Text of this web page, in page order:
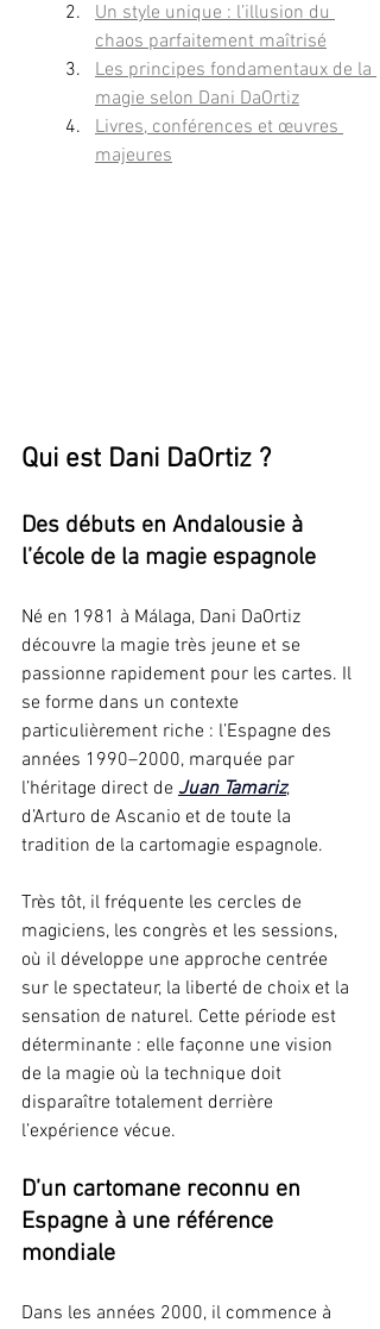
Un style unique : l’illusion du
chaos parfaitement maîtrisé
Les principes fondamentaux de la
magie selon Dani DaOrtiz
Livres, conférences et œuvres
majeures
Qui est Dani DaOrtiz ?
Des débuts en Andalousie à
l’école de la magie espagnole
Né en 1981 à Málaga, Dani DaOrtiz
découvre la magie très jeune et se
passionne rapidement pour les cartes. Il
se forme dans un contexte
particulièrement riche : l’Espagne des
années 1990–2000, marquée par
l’héritage direct de Juan Tamariz,
d’Arturo de Ascanio et de toute la
tradition de la cartomagie espagnole.
Très tôt, il fréquente les cercles de
magiciens, les congrès et les sessions,
où il développe une approche centrée
sur le spectateur, la liberté de choix et la
sensation de naturel. Cette période est
déterminante : elle façonne une vision
de la magie où la technique doit
disparaître totalement derrière
l’expérience vécue.
D’un cartomane reconnu en
Espagne à une référence
mondiale
Dans les années 2000, il commence à